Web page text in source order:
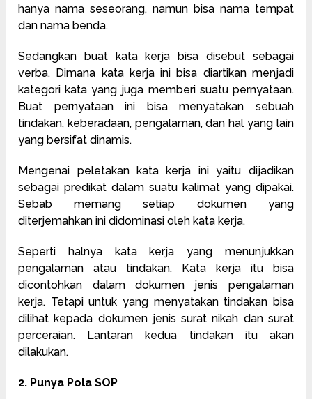
hanya nama seseorang, namun bisa nama tempat
dan nama benda.
Sedangkan buat kata kerja bisa disebut sebagai
verba. Dimana kata kerja ini bisa diartikan menjadi
kategori kata yang juga memberi suatu pernyataan.
Buat pernyataan ini bisa menyatakan sebuah
tindakan, keberadaan, pengalaman, dan hal yang lain
yang bersifat dinamis.
Mengenai peletakan kata kerja ini yaitu dijadikan
sebagai predikat dalam suatu kalimat yang dipakai.
Sebab memang setiap dokumen yang
diterjemahkan ini didominasi oleh kata kerja.
Seperti halnya kata kerja yang menunjukkan
pengalaman atau tindakan. Kata kerja itu bisa
dicontohkan dalam dokumen jenis pengalaman
kerja. Tetapi untuk yang menyatakan tindakan bisa
dilihat kepada dokumen jenis surat nikah dan surat
perceraian. Lantaran kedua tindakan itu akan
dilakukan.
2. Punya Pola SOP